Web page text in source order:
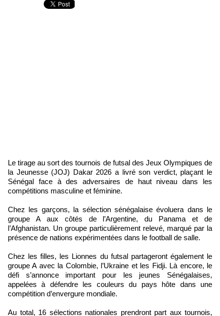
Le tirage au sort des tournois de futsal des Jeux Olympiques de
la Jeunesse (JOJ) Dakar 2026 a livré son verdict, plaçant le
Sénégal face à des adversaires de haut niveau dans les
compétitions masculine et féminine.
Chez les garçons, la sélection sénégalaise évoluera dans le
groupe A aux côtés de l’Argentine, du Panama et de
l’Afghanistan. Un groupe particulièrement relevé, marqué par la
présence de nations expérimentées dans le football de salle.
Chez les filles, les Lionnes du futsal partageront également le
groupe A avec la Colombie, l’Ukraine et les Fidji. Là encore, le
défi s’annonce important pour les jeunes Sénégalaises,
appelées à défendre les couleurs du pays hôte dans une
compétition d’envergure mondiale.
Au total, 16 sélections nationales prendront part aux tournois,